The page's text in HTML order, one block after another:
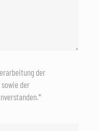
der
der